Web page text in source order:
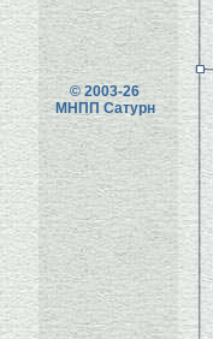
© 2003-26
МНПП Сатурн